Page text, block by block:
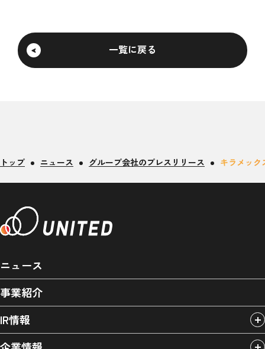
一覧に戻る
トップ ニュース グループ会社のプレスリリース キラメック
ニュース
事業紹介
IR情報